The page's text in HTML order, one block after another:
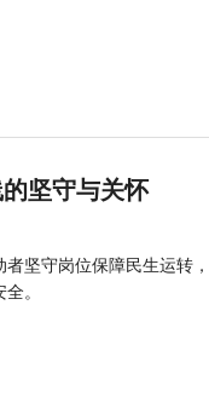
坚守与关怀
坚守岗位保障民生运转
。